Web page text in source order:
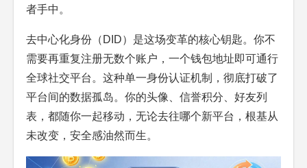
者手中。
去中心化身份（DID）是这场变革的核心钥匙。你不
需要再重复注册无数个账户，一个钱包地址即可通行
全球社交平台。这种单一身份认证机制，彻底打破了
平台间的数据孤岛。你的头像、信誉积分、好友列
表，都随你一起移动，无论去往哪个新平台，根基从
未改变，安全感油然而生。